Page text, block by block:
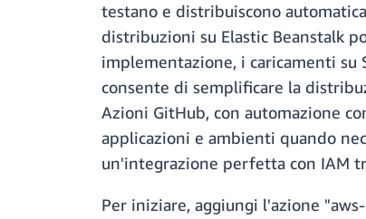
testano e distribuiscono
distribuzioni su Elastic Beanstalk
implementazione, i caricamenti
consente di semplificare la
Azioni GitHub, con automazione
applicazioni e ambienti quando
un'integrazione perfetta con IAM
Per iniziare, aggiungi l'azione